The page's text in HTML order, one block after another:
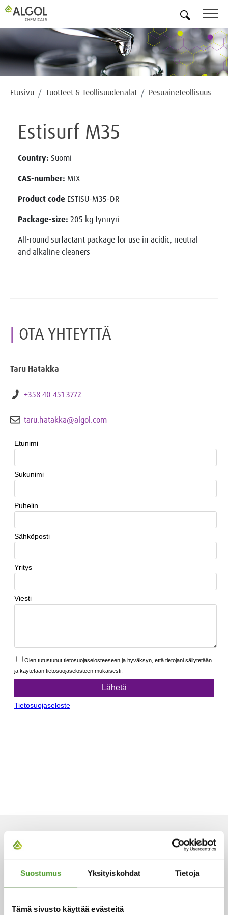
Suostumus Yksityiskohdat Tietoja
Tämä sivusto käyttää evästeitä
Etusivu Tuotteet & Teollisuudenalat Pesuaineteollisuus
Estisurf M35
Country: Suomi
CAS-number: MIX
Product code ESTISU-M35-DR
Package-size: 205 kg tynnyri
All-round surfactant package for use in acidic, neutral
and alkaline cleaners
OTA YHTEYTTÄ
Taru Hatakka
+358 40 451 3772
taru.hatakka@algol.com
ARTIKKELIT